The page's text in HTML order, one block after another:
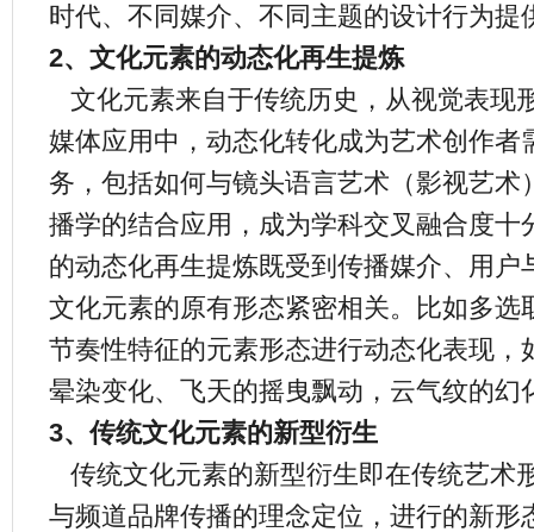
时代、不同媒介、不同主题的设计行为提
2、文化元素的动态化再生提炼
文化元素来自于传统历史，从视觉表现
媒体应用中，动态化转化成为艺术创作者
务，包括如何与镜头语言艺术（影视艺术
播学的结合应用，成为学科交叉融合度十
的动态化再生提炼既受到传播媒介、用户
文化元素的原有形态紧密相关。比如多选
节奏性特征的元素形态进行动态化表现，
晕染变化、飞天的摇曳飘动，云气纹的幻
3、传统文化元素的新型衍生
传统文化元素的新型衍生即在传统艺术
与频道品牌传播的理念定位，进行的新形